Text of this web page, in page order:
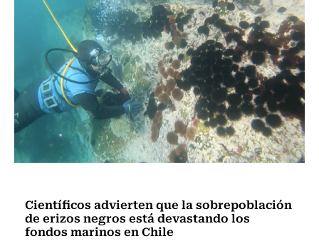
Científicos advierten que la sobrepoblación
de erizos negros está devastando los
fondos marinos en Chile